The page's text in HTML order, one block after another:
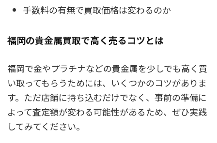
手数料の有無で買取価格は変わるのか
福岡の貴金属買取で高く売るコツとは
福岡で金やプラチナなどの貴金属を少しでも高く買
い取ってもらうためには、いくつかのコツがありま
す。ただ店舗に持ち込むだけでなく、事前の準備に
よって査定額が変わる可能性があるため、ぜひ実践
してみてください。